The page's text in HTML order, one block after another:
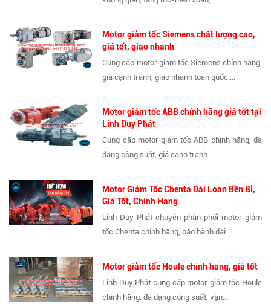
Motor giảm tốc Siemens chất lượng cao,
giá tốt, giao nhanh
Cung cấp motor giảm tốc Siemens chính hãng,
giá cạnh tranh, giao nhanh toàn quốc....
Motor giảm tốc ABB chính hãng giá tốt tại
Linh Duy Phát
Cung cấp motor giảm tốc ABB chính hãng, đa
dạng công suất, giá cạnh tranh...
Motor Giảm Tốc Chenta Đài Loan Bền Bỉ,
Giá Tốt, Chính Hãng
Linh Duy Phát chuyên phân phối motor giảm
tốc Chenta chính hãng, bảo hành dài...
Motor giảm tốc Houle chính hãng, giá tốt
Linh Duy Phát cung cấp motor giảm tốc Houle
chính hãng, đa dạng công suất, vận...